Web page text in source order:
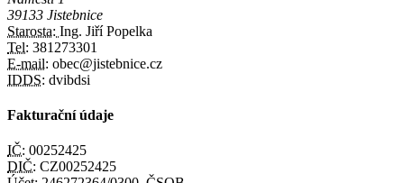
39133 Jistebnice
Starosta: Ing. Jiří Popelka
Tel: 381273301
E-mail: obec@jistebnice.cz
IDDS: dvibdsi
Fakturační údaje
IČ: 00252425
DIČ: CZ00252425